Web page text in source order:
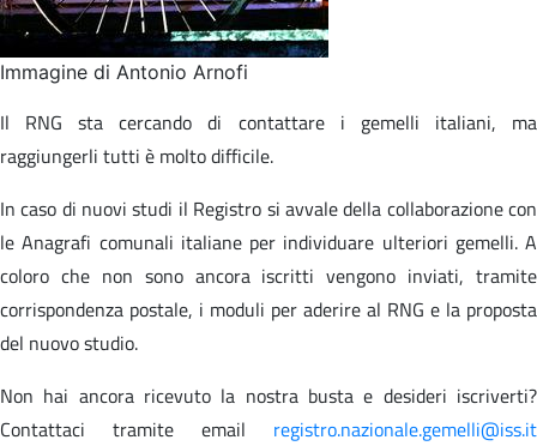
Immagine di Antonio Arnofi
Il RNG sta cercando di contattare i gemelli italiani, ma
raggiungerli tutti è molto difficile.
In caso di nuovi studi il Registro si avvale della collaborazione con
le Anagrafi comunali italiane per individuare ulteriori gemelli. A
coloro che non sono ancora iscritti vengono inviati, tramite
corrispondenza postale, i moduli per aderire al RNG e la proposta
del nuovo studio.
Non hai ancora ricevuto la nostra busta e desideri iscriverti?
Contattaci tramite email registro.nazionale.gemelli@iss.it